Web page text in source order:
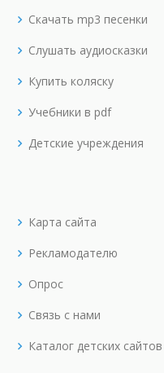
Скачать mp3 песенки
Слушать аудиосказки
Купить коляску
Учебники в pdf
Детские учреждения
Карта сайта
Рекламодателю
Опрос
Связь с нами
Каталог детских сайтов